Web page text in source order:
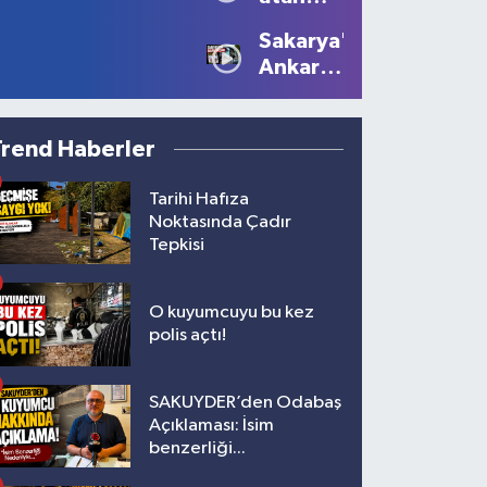
Devam
Ediyor
10 bin
lira ceza
Sakarya'dan
Ankara'ya
çağrısı
Haberler
Tarihi Hafıza
Noktasında Çadır
Tepkisi
O kuyumcuyu bu kez
polis açtı!
SAKUYDER’den Odabaş
Açıklaması: İsim
benzerliği...